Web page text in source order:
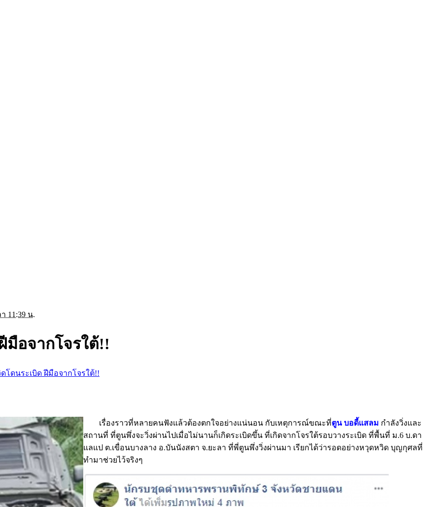
11:39 น.
มือจากโจรใต้!!
โดนระเบิด ฝีมือจากโจรใต้!!
เรื่องราวที่หลายคนฟังแล้วต้องตกใจอย่างแน่นอน กับเหตุการณ์ขณะที่ตูน บอดี้แสลม กำลังวิ่งและ
สถานที่ ที่ตูนพึ่งจะวิ่งผ่านไปเมื่อไม่นานก็เกิดระเบิดขึ้น ที่เกิดจากโจรใต้รอบวางระเบิด ที่พื้นที่ ม.6 บ.ดา
แลแป ต.เขื่อนบางลาง อ.บันนังสตา จ.ยะลา ที่พี่ตูนพึ่งวิ่งผ่านมา เรียกได้ว่ารอดอย่างหวุดหวิด บุญกุศลที่
ทำมาช่วยไว้จริงๆ